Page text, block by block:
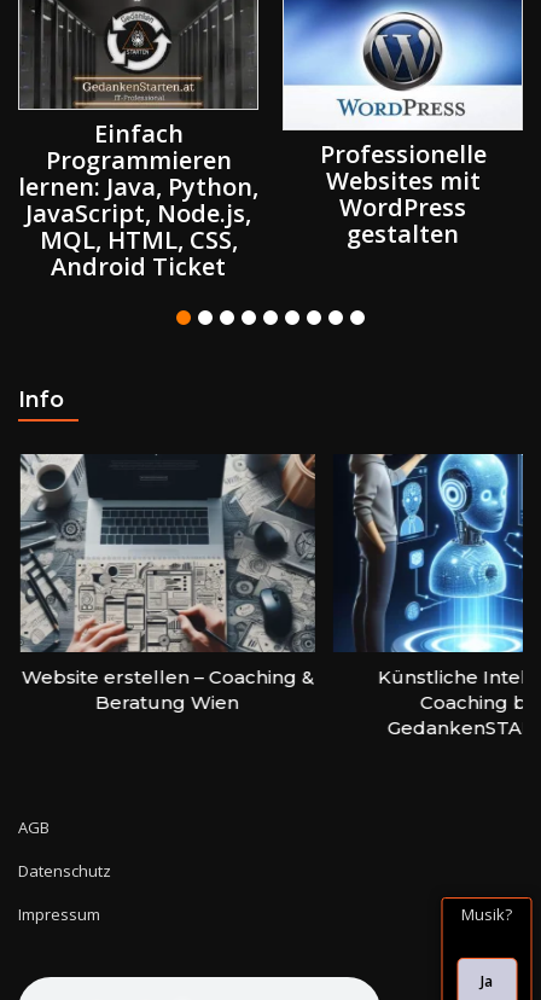
Einfach
Programmieren
lernen: Java, Python,
JavaScript, Node.js,
MQL, HTML, CSS,
Android Ticket
Professionelle
Websites mit
WordPress
gestalten
Info
Website erstellen – Coaching &
Beratung Wien
Künstliche
Coaching bei
AGB
Datenschutz
Impressum
Musik?
Ja